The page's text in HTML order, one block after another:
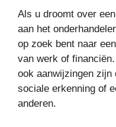
Als u droomt over
aan het
op zoek bent naar
van werk of
ook aanwijzingen zijn
sociale erkenning of
anderen.